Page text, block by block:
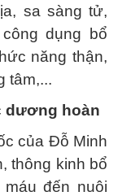
sa sàng tử,
dụng bổ
năng thận,
tâm,...
dương hoàn
của Đỗ Minh
thông kinh bổ
đến nuôi